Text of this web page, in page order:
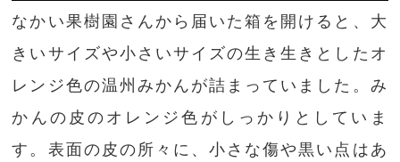
なかい果樹園さんから届いた箱を開けると、大
きいサイズや小さいサイズの生き生きとしたオ
レンジ色の温州みかんが詰まっていました。み
かんの皮のオレンジ色がしっかりとしていま
す。表面の皮の所々に、小さな傷や黒い点はあ